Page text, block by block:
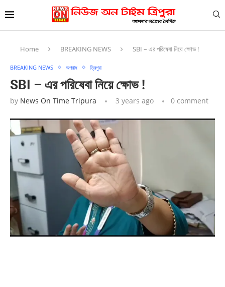
Home BREAKING NEWS SBI – এর পরিষেবা নিয়ে ক্ষোভ !
BREAKING NEWS অপরাধ ত্রিপুরা
SBI – এর পরিষেবা নিয়ে ক্ষোভ !
by News On Time Tripura 3 years ago 0 comment